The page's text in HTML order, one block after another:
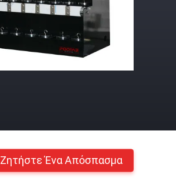
Ζητήστε Ένα Απόσπασμα